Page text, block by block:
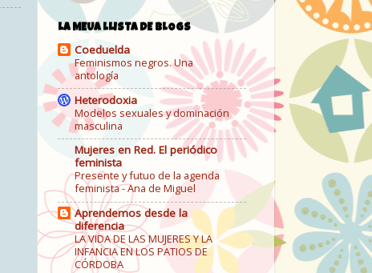
LA MEUA LLISTA DE BLOGS
Coeduelda
Feminismos negros. Una
antología
Heterodoxia
Modelos sexuales y dominación
masculina
Mujeres en Red. El periódico
feminista
Presente y futuo de la agenda
feminista - Ana de Miguel
Aprendemos desde la
diferencia
LA VIDA DE LAS MUJERES Y LA
INFANCIA EN LOS PATIOS DE
CÓRDOBA